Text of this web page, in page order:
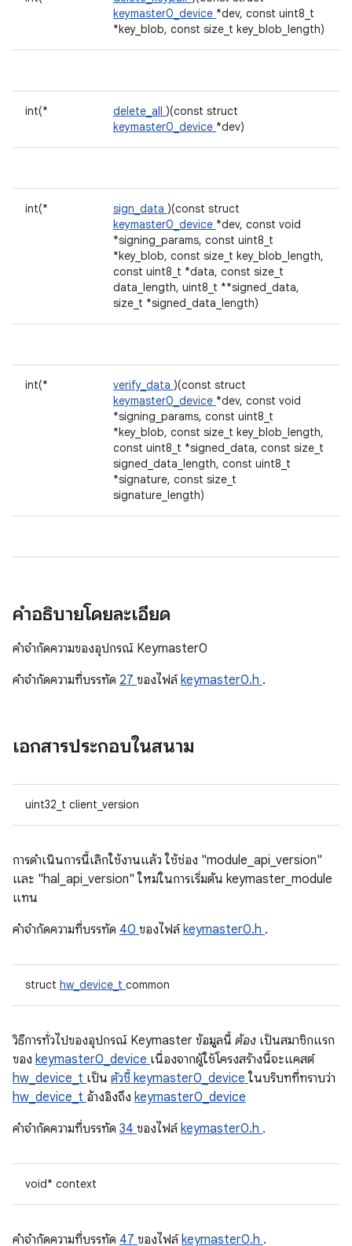
keymaster0_device *dev, const uint8_t
*key_blob, const size_t key_blob_length)
int(* delete_all )(const struct
keymaster0_device *dev)
int(* sign_data )(const struct
keymaster0_device *dev, const void
*signing_params, const uint8_t
*key_blob, const size_t key_blob_length,
const uint8_t *data, const size_t
data_length, uint8_t **signed_data,
size_t *signed_data_length)
int(* verify_data )(const struct
keymaster0_device *dev, const void
*signing_params, const uint8_t
*key_blob, const size_t key_blob_length,
const uint8_t *signed_data, const size_t
signed_data_length, const uint8_t
*signature, const size_t
signature_length)
คำอธิบายโดยละเอียด
คําจํากัดความของอุปกรณ์ Keymaster0
คําจํากัดความที่บรรทัด 27 ของไฟล์keymaster0.h .
เอกสารประกอบในสนาม
uint32_t client_version
การดำเนินการนี้เลิกใช้งานแล้ว ใช้ช่อง "module_api_version"
และ "hal_api_version" ใหม่ในการเริ่มต้น keymaster_module
แทน
คําจํากัดความที่บรรทัด 40 ของไฟล์keymaster0.h .
struct hw_device_t common
วิธีการทั่วไปของอุปกรณ์ Keymaster ข้อมูลนี้ ต้อง เป็นสมาชิกแรก
ของ keymaster0_device เนื่องจากผู้ใช้โครงสร้างนี้จะแคสต์
hw_device_t เป็น ตัวชี้ keymaster0_device ในบริบทที่ทราบว่า
hw_device_t อ้างอิงถึง keymaster0_device
คําจํากัดความที่บรรทัด 34 ของไฟล์keymaster0.h .
void* context
คําจํากัดความที่บรรทัด 47 ของไฟล์keymaster0.h .